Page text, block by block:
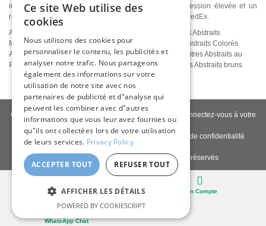
impressions giclée sur toile offrent une qualité d’impression élevée et un
rendu visuel riche en détails. Livraison en France avec FedEx.
Abstraits Verticaux
Abstraits CarrésAbstraits
MinimalistesAbstraits Atmosphériques
Abstraits Colorés
Abstraits ApaisantsAbstraits GéométriquesAbstraits NeutresAbstraits au
PastelAbstraits RougesAbstraits BlancsAbstraits JaunesAbstraits bruns
Contactez-nous
Connectez-vous à votre
Politique de livraison| Politique de retour|Politique de confidentialité
Copyright © 2026 Pastel Brush - Tous droits réservés
Bureau
Panier Mon Compte
WhatsApp Chat
GERMAN
FRENCH
SPANISH
Ce site Web utilise des
cookies
Nous utilisons des cookies pour
personnaliser le contenu, les publicités et
analyser notre trafic. Nous partageons
également des informations sur votre
utilisation de notre site avec nos
partenaires de publicité et d"analyse qui
peuvent les combiner avec d"autres
informations que vous leur avez fournies ou
qu"ils ont collectées lors de votre utilisation
de leurs services. Privacy Policy
ACCEPTER TOUT REFUSER TOUT
AFFICHER LES DÉTAILS
POWERED BY COOKIESCRIPT